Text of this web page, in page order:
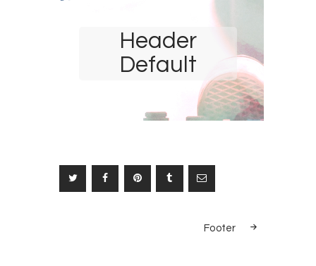
Header
Default
SIGUIENTE
NOTICIA
Footer